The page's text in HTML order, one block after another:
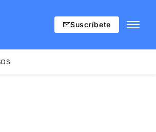
Suscríbete